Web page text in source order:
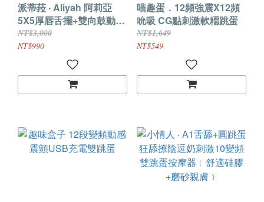
派蒂菈 ‧ Aliyah 阿莉亞
5X5厚唇舌擺+雙向鼓動拍
擊棒 雙重組合按摩器﹝軟
糯Q彈材質+USB便捷充
NT$3,000
NT$990
喵趣蛋．12頻強震X12頻
吮吸 CG點刺激軟糥跳蛋
NT$1,649
NT$549